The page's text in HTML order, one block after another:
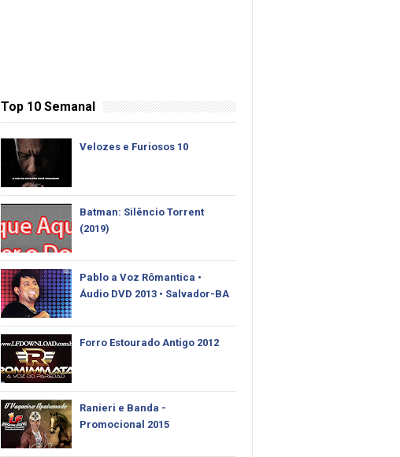
Top 10 Semanal
Velozes e Furiosos 10
Batman: Silêncio Torrent
(2019)
Pablo‬ a Voz Rômantica •
Áudio DVD 2013 • Salvador-BA
Forro Estourado Antigo 2012
Ranieri e Banda -
Promocional 2015